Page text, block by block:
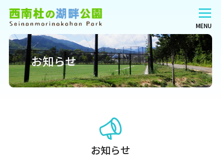
MENU
お知らせ
お知らせ